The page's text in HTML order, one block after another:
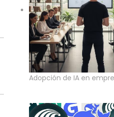
Adopción de IA en